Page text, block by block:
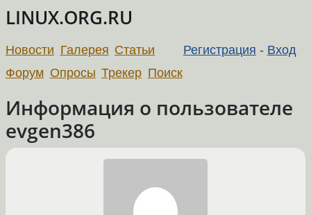
LINUX.ORG.RU
Регистрация - Вход
Новости Галерея Статьи
Форум Опросы Трекер Поиск
Информация о пользователе
evgen386